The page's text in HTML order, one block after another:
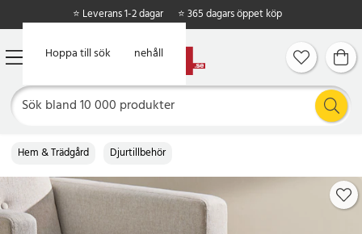
Hoppa till huvudinnehåll
Hoppa till sök
⭐ Leverans 1-2 dagar ⭐ 365 dagars öppet köp
Hem & Trädgård Djurtillbehör